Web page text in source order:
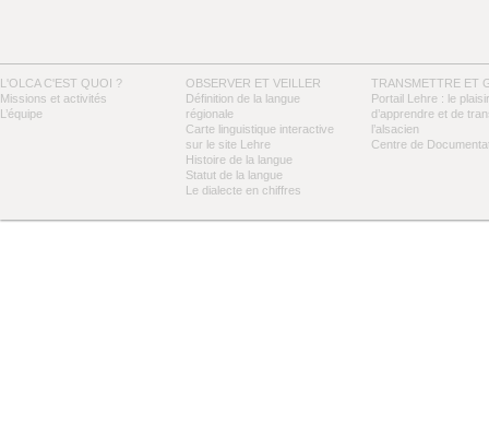
L'OLCA C'EST QUOI ?
Missions et activités
L’équipe
OBSERVER ET VEILLER
Définition de la langue
régionale
Carte linguistique interactive
sur le site Lehre
Histoire de la langue
Statut de la langue
Le dialecte en chiffres
TRANSMETTRE ET
Portail Lehre : le plaisir
d’apprendre et de
l’alsacien
Centre de